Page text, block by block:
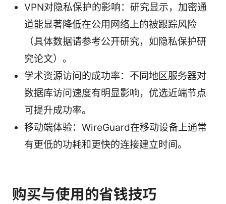
VPN对隐私保护的影响：研究显示，加密通
道能显著降低在公用网络上的被跟踪风险
（具体数据请参考公开研究，如隐私保护研
究论文）。
学术资源访问的成功率：不同地区服务器对
数据库访问速度有明显影响，优选近端节点
可提升成功率。
移动端体验：WireGuard在移动设备上通常
有更低的功耗和更快的连接建立时间。
购买与使用的省钱技巧